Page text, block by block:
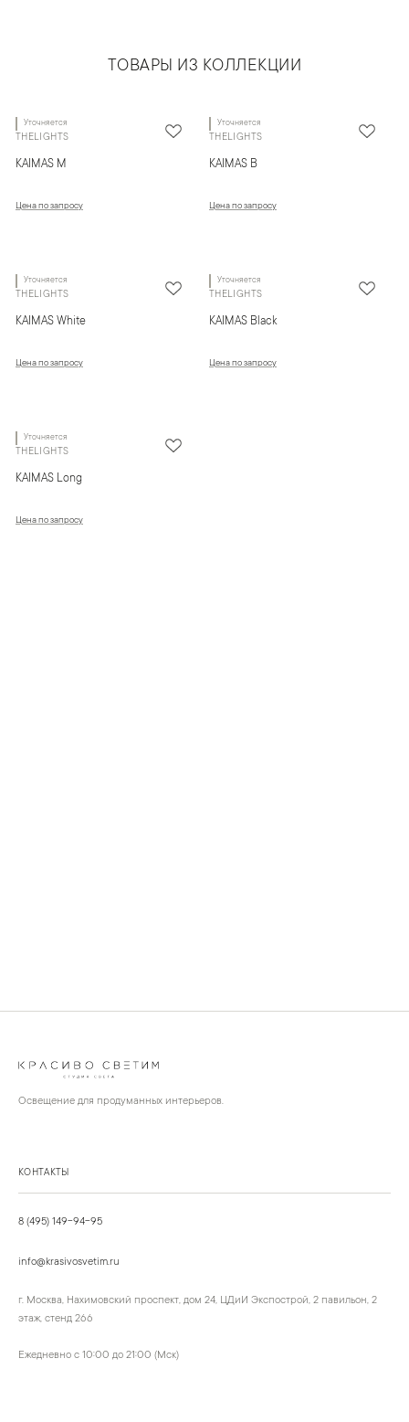
ТОВАРЫ ИЗ КОЛЛЕКЦИИ
Уточняется
THELIGHTS
KAIMAS M
Цена по запросу
Уточняется
THELIGHTS
KAIMAS B
Цена по запросу
Уточняется
THELIGHTS
KAIMAS White
Цена по запросу
Уточняется
THELIGHTS
KAIMAS Black
Цена по запросу
Уточняется
THELIGHTS
KAIMAS Long
Цена по запросу
Освещение для продуманных интерьеров.
КОНТАКТЫ
8 (495) 149-94-95
info@krasivosvetim.ru
г. Москва, Нахимовский проспект, дом 24, ЦДиИ Экспострой, 2 павильон, 2
этаж, стенд 266
Ежедневно с 10:00 до 21:00 (Мск)